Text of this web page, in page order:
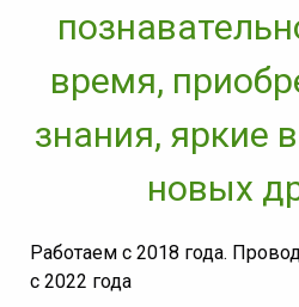
время,
знания, яркие
новых
Работаем с 2018 года.
с 2022 года